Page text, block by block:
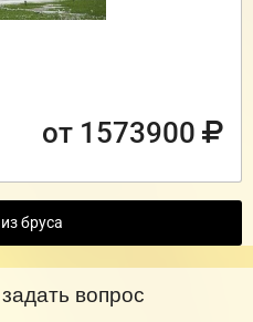
от 1573900
бруса
вопрос